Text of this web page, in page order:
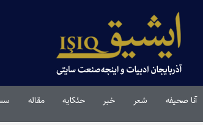
آنا صحیفه شعر خبر حئکایه مقاله‌